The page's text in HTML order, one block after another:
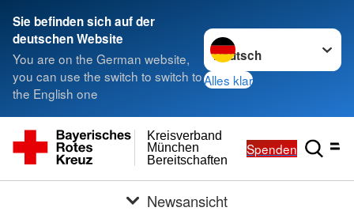
Sie befinden sich auf der
deutschen Website
You are on the German website,
you can use the switch to switch to
the English one
Sprache wechseln zu
Alles klar
Bereitschaften
München
Kreisverband
Spenden
Newsansicht